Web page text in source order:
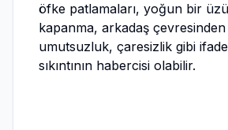
öfke patlamaları, yoğun bir
kapanma, arkadaş
umutsuzluk, çaresizlik gibi
sıkıntının habercisi olabilir.